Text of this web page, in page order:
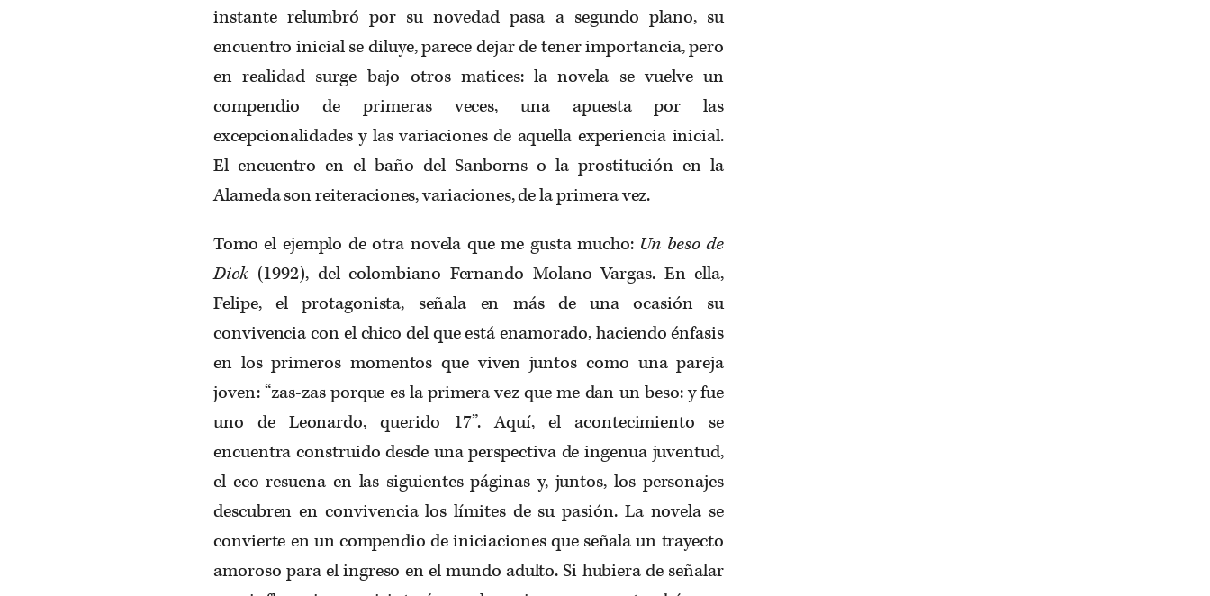
instante relumbró por su novedad pasa a segundo plano, su
encuentro inicial se diluye, parece dejar de tener importancia, pero
en realidad surge bajo otros matices: la novela se vuelve un
compendio de primeras veces, una apuesta por las
excepcionalidades y las variaciones de aquella experiencia inicial.
El encuentro en el baño del Sanborns o la prostitución en la
Alameda son reiteraciones, variaciones, de la primera vez.
Tomo el ejemplo de otra novela que me gusta mucho: Un beso de
Dick(1992), del colombiano Fernando Molano Vargas. En ella,
Felipe, el protagonista, señala en más de una ocasión su
convivencia con el chico del que está enamorado, haciendo énfasis
en los primeros momentos que viven juntos como una pareja
joven: “zas-zas porque es la primera vez que me dan un beso: y fue
uno de Leonardo, querido 17”. Aquí, el acontecimiento se
encuentra construido desde una perspectiva de ingenua juventud,
el eco resuena en las siguientes páginas y, juntos, los personajes
descubren en convivencia los límites de su pasión. La novela se
convierte en un compendio de iniciaciones que señala un trayecto
amoroso para el ingreso en el mundo adulto. Si hubiera de señalar